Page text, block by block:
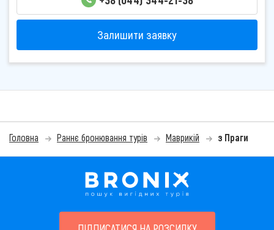
Залишити заявку
Головна Раннє бронювання турів Маврикій з Праги